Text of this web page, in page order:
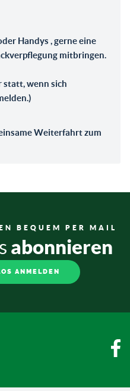
Handys , gerne eine
mitbringen.
wenn sich
Weiterfahrt zum
BEQUEM PER MAIL
abonnieren
ANMELDEN